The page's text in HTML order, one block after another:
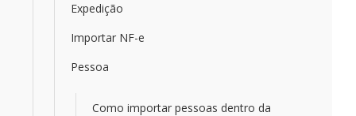
Expedição
Importar NF-e
Pessoa
Como importar pessoas dentro da